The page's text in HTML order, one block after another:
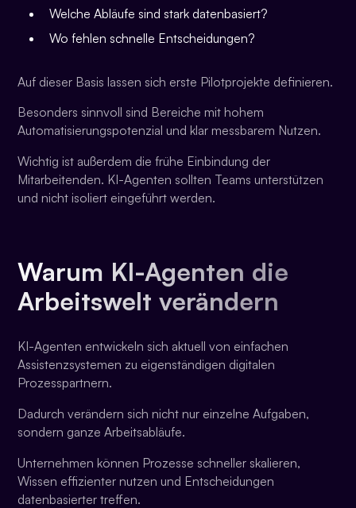
Welche Abläufe sind stark datenbasiert?
Wo fehlen schnelle Entscheidungen?
Auf dieser Basis lassen sich erste Pilotprojekte definieren.
Besonders sinnvoll sind Bereiche mit hohem
Automatisierungspotenzial und klar messbarem Nutzen.
Wichtig ist außerdem die frühe Einbindung der
Mitarbeitenden. KI-Agenten sollten Teams unterstützen
und nicht isoliert eingeführt werden.
Warum KI-Agenten die
Arbeitswelt verändern
KI-Agenten entwickeln sich aktuell von einfachen
Assistenzsystemen zu eigenständigen digitalen
Prozesspartnern.
Dadurch verändern sich nicht nur einzelne Aufgaben,
sondern ganze Arbeitsabläufe.
Unternehmen können Prozesse schneller skalieren,
Wissen effizienter nutzen und Entscheidungen
datenbasierter treffen.